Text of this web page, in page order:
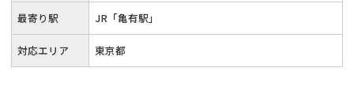
最寄り駅 JR「亀有駅」
対応エリア 東京都